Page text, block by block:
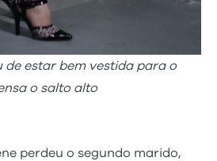
de estar bem vestida para o
o salto alto
perdeu o segundo marido,